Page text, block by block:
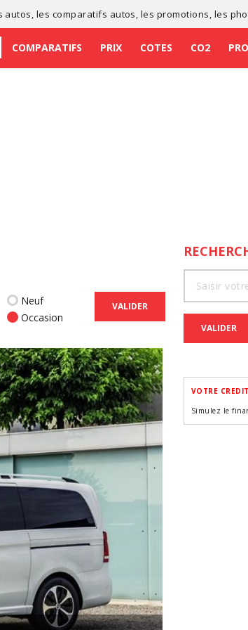
autos , les comparatifs autos , les promotions , les
COMPARATIFS PRIX COTES CO2
Neuf
Occasion
VALIDER
VALIDER
VOTRE
Simulez le